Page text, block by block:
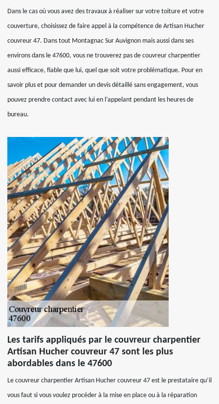
Dans le cas où vous avez des travaux à réaliser sur votre toiture et votre
couverture, choisissez de faire appel à la compétence de Artisan Hucher
couvreur 47. Dans tout Montagnac Sur Auvignon mais aussi dans ses
environs dans le 47600, vous ne trouverez pas de couvreur charpentier
aussi efficace, fiable que lui, quel que soit votre problématique. Pour en
savoir plus et pour demander un devis détaillé sans engagement, vous
pouvez prendre contact avec lui en l’appelant pendant les heures de
bureau.
Les tarifs appliqués par le couvreur charpentier
Artisan Hucher couvreur 47 sont les plus
abordables dans le 47600
Le couvreur charpentier Artisan Hucher couvreur 47 est le prestataire qu’il
vous faut si vous voulez procéder à la mise en place ou à la réparation